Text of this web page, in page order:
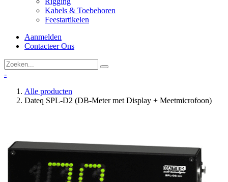
Kabels & Toebehoren
Feestartikelen
Aanmelden
Contacteer Ons
-
Alle producten
Dateq SPL-D2 (DB-Meter met Display + Meetmicrofoon)